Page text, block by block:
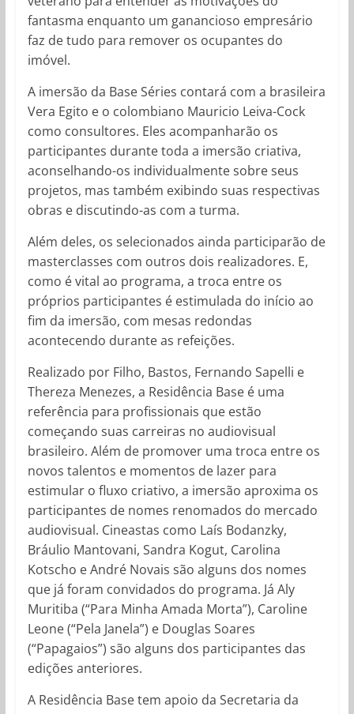
fantasma enquanto um ganancioso empresário
faz de tudo para remover os ocupantes do
imóvel.
A imersão da Base Séries contará com a brasileira
Vera Egito e o colombiano Mauricio Leiva-Cock
como consultores. Eles acompanharão os
participantes durante toda a imersão criativa,
aconselhando-os individualmente sobre seus
projetos, mas também exibindo suas respectivas
obras e discutindo-as com a turma.
Além deles, os selecionados ainda participarão de
masterclasses com outros dois realizadores. E,
como é vital ao programa, a troca entre os
próprios participantes é estimulada do início ao
fim da imersão, com mesas redondas
acontecendo durante as refeições.
Realizado por Filho, Bastos, Fernando Sapelli e
Thereza Menezes, a Residência Base é uma
referência para profissionais que estão
começando suas carreiras no audiovisual
brasileiro. Além de promover uma troca entre os
novos talentos e momentos de lazer para
estimular o fluxo criativo, a imersão aproxima os
participantes de nomes renomados do mercado
audiovisual. Cineastas como Laís Bodanzky,
Bráulio Mantovani, Sandra Kogut, Carolina
Kotscho e André Novais são alguns dos nomes
que já foram convidados do programa. Já Aly
Muritiba (“Para Minha Amada Morta”), Caroline
Leone (“Pela Janela”) e Douglas Soares
(“Papagaios”) são alguns dos participantes das
edições anteriores.
A Residência Base tem apoio da Secretaria da